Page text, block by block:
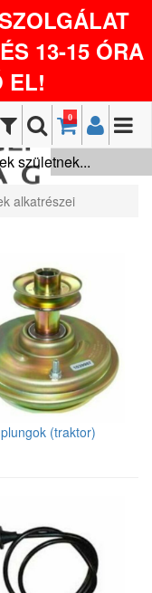
13-15 ÓRA
EL!
0
születnek...
alkatrészei
(traktor)